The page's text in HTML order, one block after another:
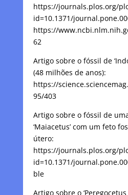
https://journals.plos.org/
id=10.1371/
https://
62
Artigo sobre o fóssil de
(48 milhões de anos):
https://
95/403
Artigo sobre o fóssil de
‘Maiacetus’ com um feto
útero:
https://journals.plos.org/
id=10.1371/
ble
Artigo sobre o